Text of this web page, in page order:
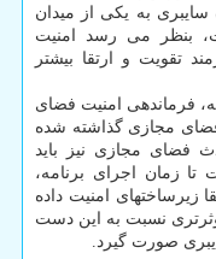
به یکی از میدان
بنظر می رسد امنیت
تقویت و ارتقا بیشتر
فرماندهی امنیت فضای
مجازی گذاشته شده
فضای مجازی نیز باید
زمان اجرای برنامه،
زیرساختهای امنیت داده
نسبت به این دست
صورت گیرد.